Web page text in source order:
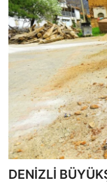
DENİZLİ